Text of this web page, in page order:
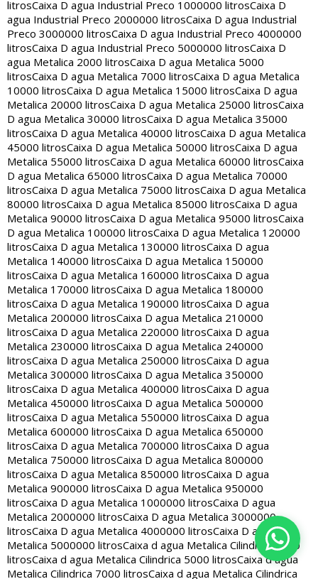
litrosCaixa D agua Industrial Preco 1000000 litrosCaixa D
agua Industrial Preco 2000000 litrosCaixa D agua Industrial
Preco 3000000 litrosCaixa D agua Industrial Preco 4000000
litrosCaixa D agua Industrial Preco 5000000 litrosCaixa D
agua Metalica 2000 litrosCaixa D agua Metalica 5000
litrosCaixa D agua Metalica 7000 litrosCaixa D agua Metalica
10000 litrosCaixa D agua Metalica 15000 litrosCaixa D agua
Metalica 20000 litrosCaixa D agua Metalica 25000 litrosCaixa
D agua Metalica 30000 litrosCaixa D agua Metalica 35000
litrosCaixa D agua Metalica 40000 litrosCaixa D agua Metalica
45000 litrosCaixa D agua Metalica 50000 litrosCaixa D agua
Metalica 55000 litrosCaixa D agua Metalica 60000 litrosCaixa
D agua Metalica 65000 litrosCaixa D agua Metalica 70000
litrosCaixa D agua Metalica 75000 litrosCaixa D agua Metalica
80000 litrosCaixa D agua Metalica 85000 litrosCaixa D agua
Metalica 90000 litrosCaixa D agua Metalica 95000 litrosCaixa
D agua Metalica 100000 litrosCaixa D agua Metalica 120000
litrosCaixa D agua Metalica 130000 litrosCaixa D agua
Metalica 140000 litrosCaixa D agua Metalica 150000
litrosCaixa D agua Metalica 160000 litrosCaixa D agua
Metalica 170000 litrosCaixa D agua Metalica 180000
litrosCaixa D agua Metalica 190000 litrosCaixa D agua
Metalica 200000 litrosCaixa D agua Metalica 210000
litrosCaixa D agua Metalica 220000 litrosCaixa D agua
Metalica 230000 litrosCaixa D agua Metalica 240000
litrosCaixa D agua Metalica 250000 litrosCaixa D agua
Metalica 300000 litrosCaixa D agua Metalica 350000
litrosCaixa D agua Metalica 400000 litrosCaixa D agua
Metalica 450000 litrosCaixa D agua Metalica 500000
litrosCaixa D agua Metalica 550000 litrosCaixa D agua
Metalica 600000 litrosCaixa D agua Metalica 650000
litrosCaixa D agua Metalica 700000 litrosCaixa D agua
Metalica 750000 litrosCaixa D agua Metalica 800000
litrosCaixa D agua Metalica 850000 litrosCaixa D agua
Metalica 900000 litrosCaixa D agua Metalica 950000
litrosCaixa D agua Metalica 1000000 litrosCaixa D agua
Metalica 2000000 litrosCaixa D agua Metalica 3000000
litrosCaixa D agua Metalica 4000000 litrosCaixa D agua
Metalica 5000000 litrosCaixa d agua Metalica Cilindrica 2000
litrosCaixa d agua Metalica Cilindrica 5000 litrosCaixa d agua
Metalica Cilindrica 7000 litrosCaixa d agua Metalica Cilindrica